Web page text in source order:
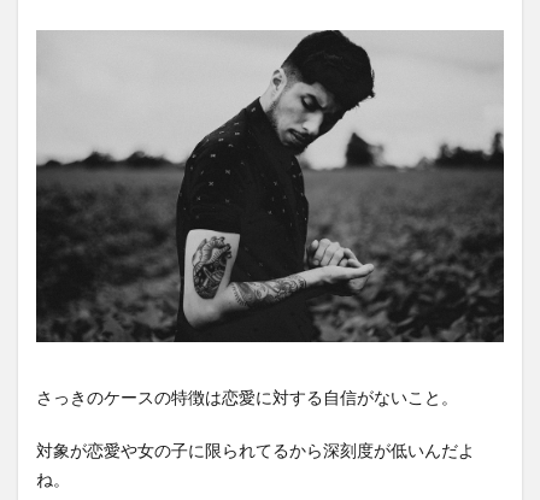
さっきのケースの特徴は恋愛に対する自信がないこと。
対象が恋愛や女の子に限られてるから深刻度が低いんだよ
ね。